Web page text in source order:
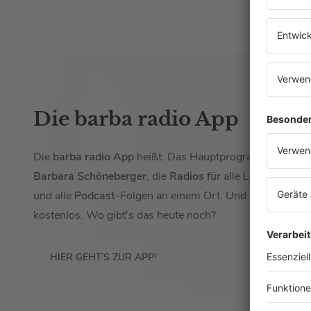
Die barba radio App
Die barba radio App heißt: Das Hauptprogramm von
Barbara Schöneberger, die Radios für alle Lebenslagen
und alle Podcast-Folgen an einem Ort. Und das auch
kostenlos. Wo gibt's das heute noch?
HIER GEHT’S ZUR APP!